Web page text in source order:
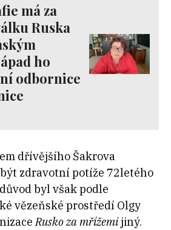
má za
Ruska
ho
odbornice
dřívějšího Šakrova
zdravotní potíže 72letého
byl však podle
vězeňské prostředí Olgy
Rusko za mřížemijiný.